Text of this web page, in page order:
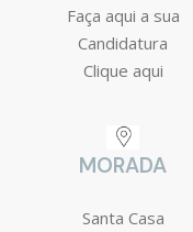
Faça aqui a sua
Candidatura
Clique aqui
MORADA
Santa Casa